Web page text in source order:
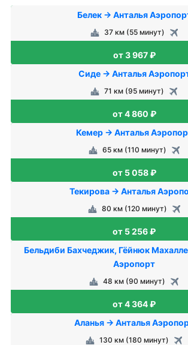
Белек → Анталья
37 км (55 минут)
от 3 967 ₽
Сиде → Анталья
71 км (95 минут)
от 4 860 ₽
Кемер → Анталья
65 км (110 минут)
от 5 058 ₽
Текирова → Анталья
80 км (120 минут)
от 5 256 ₽
Бельдиби Бахчеджик, Гёйнюк
Аэропорт
48 км (90 минут)
от 4 364 ₽
Аланья → Анталья
130 км (180 минут)